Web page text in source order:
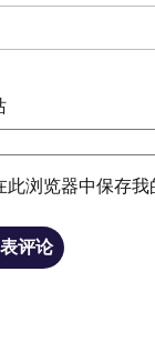
此浏览器中保存我